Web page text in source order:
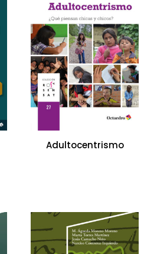
Adultocentrismo